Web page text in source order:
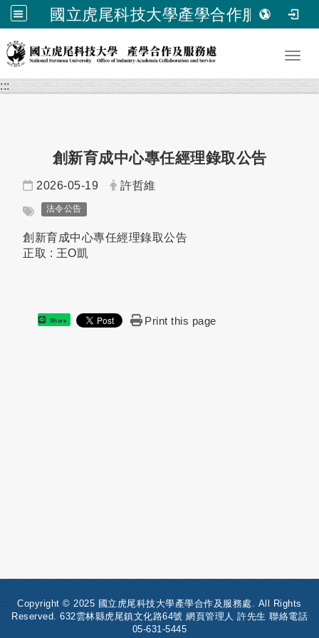
國立虎尾科技大學產學合作服務處
跳到主要內容
:::
創新育成中心專任經理錄取公告
日期：
2026-05-19 發布者：
許哲維
標籤：
法令公告
創新育成中心專任經理錄取公告
正取 : 王O凱
Share Print this page
:::
Copyright © 2025 國立虎尾科技大學產學合作及服務處. All Rights
Reserved. 632雲林縣虎尾鎮文化路64號 網頁管理人 許先生 聯絡電話
05-631-5445